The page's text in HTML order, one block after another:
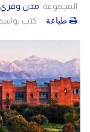
المجموعة: مدن وقري
كتب
طباعة